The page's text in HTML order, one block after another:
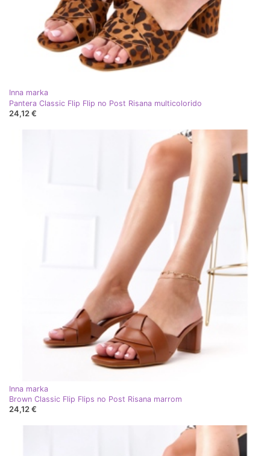
Inna marka
Pantera Classic Flip Flip no Post Risana multicolorido
24,12 €
Inna marka
Brown Classic Flip Flips no Post Risana marrom
24,12 €